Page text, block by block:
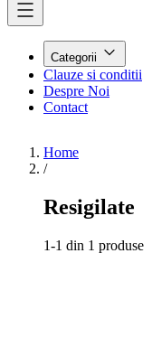
Categorii
Clauze si conditii
Despre Noi
Contact
Home
/
Resigilate
1-1 din 1 produse